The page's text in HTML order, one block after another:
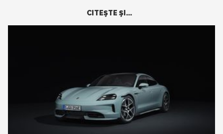
CITEŞTE ŞI...